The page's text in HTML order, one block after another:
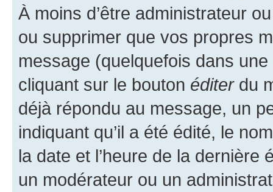
À moins d’être administrateur
ou supprimer que vos propres
message (quelquefois dans
cliquant sur le bouton éditerdu
déjà répondu au message, un
indiquant qu’il a été édité, le
la date et l’heure de la dernière
un modérateur ou un